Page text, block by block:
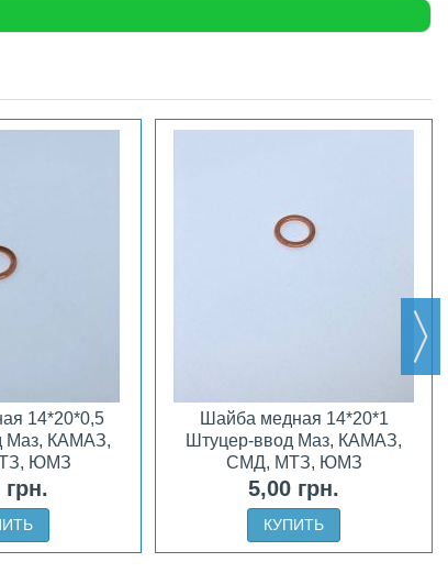
14*20*0,5
Маз, КАМАЗ,
ЮМЗ
грн.
Шайба медная 14*20*1
Штуцер-ввод Маз, КАМАЗ,
СМД, МТЗ, ЮМЗ
5,00 грн.
КУПИТЬ